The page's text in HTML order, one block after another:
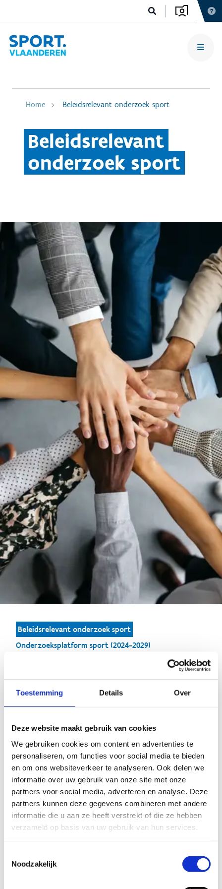
Toestemming Details Over
Deze website maakt gebruik van cookies
We gebruiken cookies om content en advertenties te
personaliseren, om functies voor social media te bieden
en om ons websiteverkeer te analyseren. Ook delen we
informatie over uw gebruik van onze site met onze
partners voor social media, adverteren en analyse. Deze
partners kunnen deze gegevens combineren met andere
informatie die u aan ze heeft verstrekt of die ze hebben
verzameld op basis van uw gebruik van hun services.
Noodzakelijk
Home Beleidsrelevant onderzoek sport
Beleidsrelevant
onderzoek sport
Beleidsrelevant onderzoek sport
Onderzoeksplatform sport (2024-2029)
Overzicht onderzoeksprojecten
Optimaliseren van de prijsstrategie voor sportclubs
Beleidsrelevant
onderzoek sport
Het onderzoeksprogramma voor sport van de Vlaamse
overheid is gebaseerd op een onderzoeksagenda en een
vaste jaarlijkse financiering voor wetenschappelijk
onderzoek.